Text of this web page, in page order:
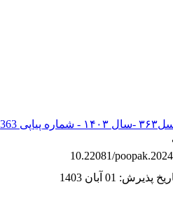
10.22081/
پذیرش: 01 آبان 1403